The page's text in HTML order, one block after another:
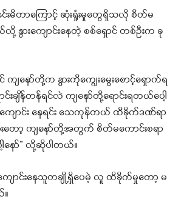
င်းမိတာကြောင့် ဆုံးရှုံးမှုတွေရှိသလို စိတ်မ
နွားကျောင်းနေတဲ့ စစ်ရှောင် တစ်ဦးက ခု
ကျနော်တို့က နွားကိုကျွေးမွေးစောင့်ရှောက်ရ
င်းချိန်တန်ရင်လဲ ကျနော်တို့ရောင်းရတယ်ပေါ့
ကျောင်း နေရင်း သေကုန်တယ် ထိခိုက်ဒဏ်ရာ
ော့ ကျနော်တို့အတွက် စိတ်မကောင်းစရာ
နော်” လို့ဆိုပါတယ်။
ားကျောင်းနေသူတချို့ရှိပေမဲ့ လူ ထိခိုက်မှုတော့ မ